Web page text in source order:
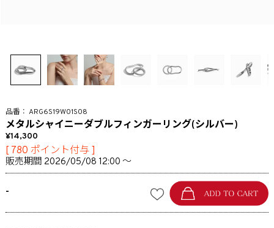
ARG6S19W01S08
メタルシャイニーダブルフィンガーリング(シルバー)
14,300
[ 780 ポイント付与 ]
販売期間 2026/05/08 12:00 〜
-